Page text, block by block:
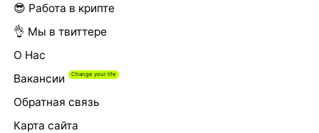
😎 Работа в крипте
👌 Мы в твиттере
О Нас
Вакансии
Обратная связь
Карта сайта